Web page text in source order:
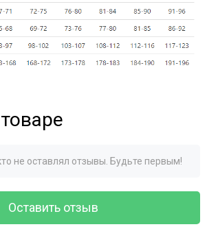
не оставлял отзывы. Будьте первым!
Оставить отзыв